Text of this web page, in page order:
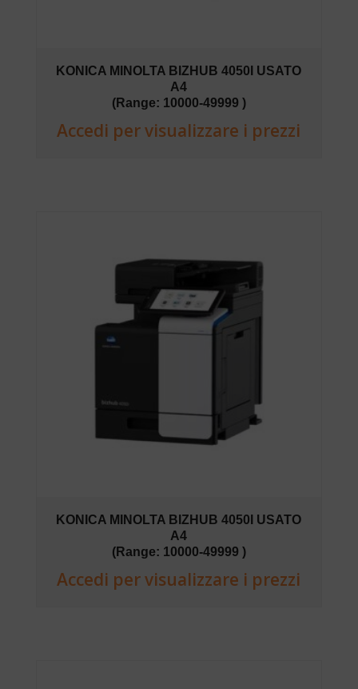
KONICA MINOLTA BIZHUB 4050I USATO
A4
(Range: 10000-49999 )
Accedi per visualizzare i prezzi
KONICA MINOLTA BIZHUB 4050I USATO
A4
(Range: 10000-49999 )
Accedi per visualizzare i prezzi